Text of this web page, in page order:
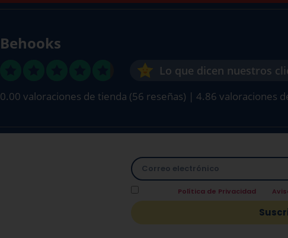
Behooks
Lo que dicen nuestros
0.00 valoraciones de tienda (56 reseñas) | 4.86 valoraciones
Política de Privacidad